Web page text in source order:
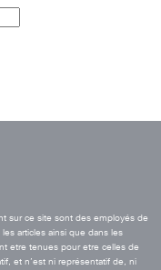
sur ce site sont des employés de
articles ainsi que dans les
etre tenues pour etre celles de
et n’est ni représentatif de, ni